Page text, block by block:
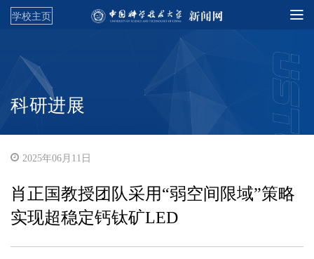
学校主页
科研进展
2025年06月11日
肖正国教授团队采用“弱空间限域”策略
实现超稳定钙钛矿LED